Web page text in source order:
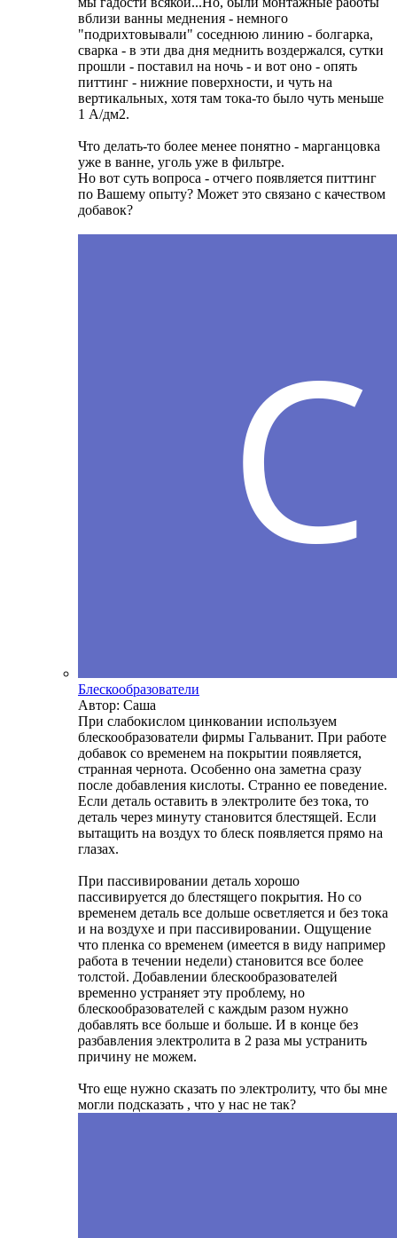
вблизи ванны меднения - немного
"подрихтовывали" соседнюю линию - болгарка,
сварка - в эти два дня меднить воздержался, сутки
прошли - поставил на ночь - и вот оно - опять
питтинг - нижние поверхности, и чуть на
вертикальных, хотя там тока-то было чуть меньше
1 А/дм2.
Что делать-то более менее понятно - марганцовка
уже в ванне, уголь уже в фильтре.
Но вот суть вопроса - отчего появляется питтинг
по Вашему опыту? Может это связано с качеством
добавок?
Блескообразователи
Автор: Саша
При слабокислом цинковании используем
блескообразователи фирмы Гальванит. При работе
добавок со временем на покрытии появляется,
странная чернота. Особенно она заметна сразу
после добавления кислоты. Странно ее поведение.
Если деталь оставить в электролите без тока, то
деталь через минуту становится блестящей. Если
вытащить на воздух то блеск появляется прямо на
глазах.
При пассивировании деталь хорошо
пассивируется до блестящего покрытия. Но со
временем деталь все дольше осветляется и без тока
и на воздухе и при пассивировании. Ощущение
что пленка со временем (имеется в виду например
работа в течении недели) становится все более
толстой. Добавлении блескообразователей
временно устраняет эту проблему, но
блескообразователей с каждым разом нужно
добавлять все больше и больше. И в конце без
разбавления электролита в 2 раза мы устранить
причину не можем.
Что еще нужно сказать по электролиту, что бы мне
могли подсказать , что у нас не так?